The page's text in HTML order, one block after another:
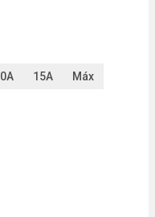
15A Máx